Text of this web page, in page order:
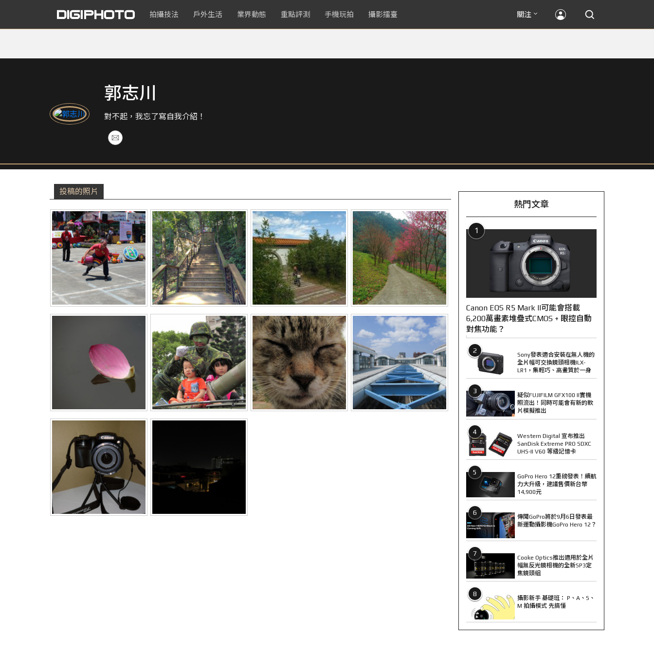
拍攝技法 戶外生活 業界動態 重點評測 手機玩拍 攝影擂臺 關注
郭志川
對不起，我忘了寫自我介紹！
投稿的照片
熱門文章
1
Canon EOS R5 Mark II可能會搭載
6,200萬畫素堆疊式CMOS + 眼控自動
對焦功能？
2
Sony發表適合安裝在無人機的
全片幅可交換鏡頭相機ILX-
LR1，集輕巧、高畫質於一身
3
疑似FUJIFILM GFX100 II實機
照流出！同時可能會有新的軟
片模擬推出
4
Western Digital 宣布推出
SanDisk Extreme PRO SDXC
UHS-II V60 等級記憶卡
5
GoPro Hero 12重磅發表！續航
力大升級，建議售價新台幣
14,900元
6
傳聞GoPro將於9月6日發表最
新運動攝影機GoPro Hero 12？
7
Cooke Optics推出適用於全片
幅無反光鏡相機的全新SP3定
焦鏡頭組
8
攝影新手 基礎班： P、A、S、
M 拍攝模式 先搞懂